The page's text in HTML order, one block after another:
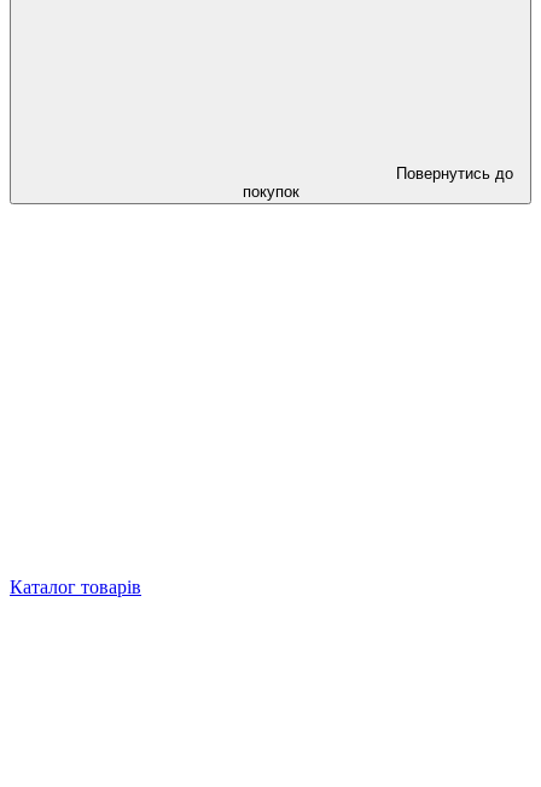
Повернутись до
покупок
Каталог товарів